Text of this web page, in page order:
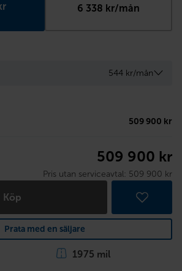
6 338 kr/mån
544 kr/mån
509 900 kr
509 900 kr
Pris utan serviceavtal: 509 900 kr
Köp
Prata med en säljare
1975 mil